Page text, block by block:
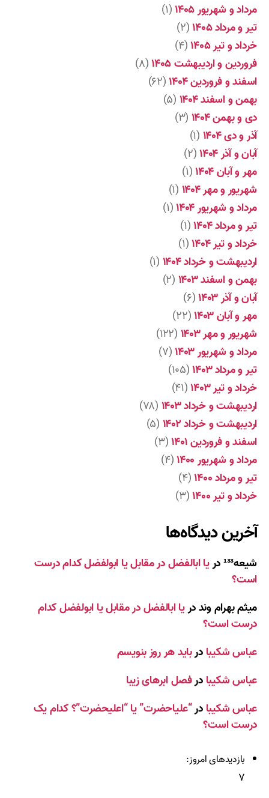
مرداد و شهریور ۱۴۰۵
(۱)
تیر و مرداد ۱۴۰۵
(۲)
خرداد و تیر ۱۴۰۵
(۴)
فروردین و اردیبهشت ۱۴۰۵
(۸)
اسفند و فروردین ۱۴۰۴
(۶۲)
بهمن و اسفند ۱۴۰۴
(۵)
دی و بهمن ۱۴۰۴
(۳)
آذر و دی ۱۴۰۴
(۱)
آبان و آذر ۱۴۰۴
(۲)
مهر و آبان ۱۴۰۴
(۱)
شهریور و مهر ۱۴۰۴
(۱)
مرداد و شهریور ۱۴۰۴
(۱)
تیر و مرداد ۱۴۰۴
(۱)
خرداد و تیر ۱۴۰۴
(۱)
اردیبهشت و خرداد ۱۴۰۴
(۱)
بهمن و اسفند ۱۴۰۳
(۲)
آبان و آذر ۱۴۰۳
(۶)
مهر و آبان ۱۴۰۳
(۲۲)
شهریور و مهر ۱۴۰۳
(۱۲۲)
مرداد و شهریور ۱۴۰۳
(۷)
تیر و مرداد ۱۴۰۳
(۱۰۵)
خرداد و تیر ۱۴۰۳
(۴۱)
اردیبهشت و خرداد ۱۴۰۳
(۷۸)
اردیبهشت و خرداد ۱۴۰۲
(۵)
اسفند و فروردین ۱۴۰۱
(۳)
مرداد و شهریور ۱۴۰۰
(۴)
تیر و مرداد ۱۴۰۰
(۴)
خرداد و تیر ۱۴۰۰
(۳)
آخرین دیدگاه‌ها
شیعه¹³³ دریا ابالفضل در مقابل یا ابولفضل کدام درست
است؟
میثم بهرام ونددریا ابالفضل در مقابل یا ابولفضل کدام
درست است؟
عباس شکیبا درباید هر روز بنویسم
عباس شکیبا درفصل ابرهای زیبا
عباس شکیبا در“علیاحضرت” یا “اعلیحضرت”؟ کدام یک
درست است؟
بازدیدهای امروز:
۷